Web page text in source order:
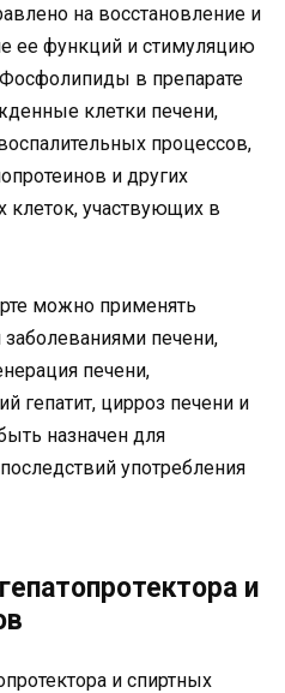
на восстановление и
ее функций и стимуляцию
в препарате
клетки печени,
процессов,
и других
клеток, участвующих в
можно применять
печени,
печени,
гепатит, цирроз печени и
назначен для
употребления
и